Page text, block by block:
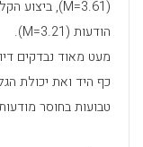
(
M=3.61), ביצוע
הודעות (M=3.21
).
מעט מאוד נבדקים
כף היד ואת יכולת
טבועות בחוסר